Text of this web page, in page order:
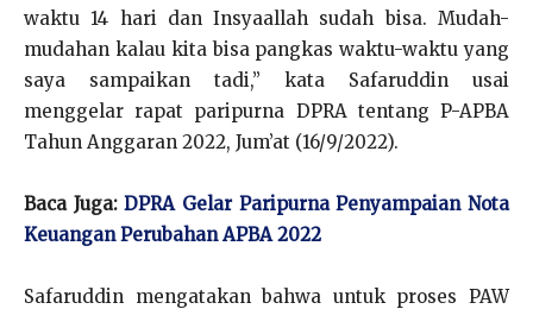
waktu 14 hari dan Insyaallah sudah bisa. Mudah-
mudahan kalau kita bisa pangkas waktu-waktu yang
saya sampaikan tadi,” kata Safaruddin usai
menggelar rapat paripurna DPRA tentang P-APBA
Tahun Anggaran 2022, Jum’at (16/9/2022).
Baca Juga:DPRA Gelar Paripurna Penyampaian Nota
Keuangan Perubahan APBA 2022
Safaruddin mengatakan bahwa untuk proses PAW